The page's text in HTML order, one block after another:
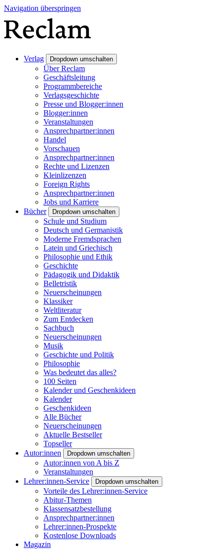
Navigation überspringen
Verlag Dropdown umschalten
Über Reclam
Geschäftsleitung
Programmbereiche
Verlagsgeschichte
Presse und Blogger:innen
Blogger:innen
Veranstaltungen
Ansprechpartner:innen
Handel
Vorschauen
Ansprechpartner:innen
Rechte und Lizenzen
Kleinlizenzen
Foreign Rights
Ansprechpartner:innen
Jobs und Karriere
Bücher
Dropdown umschalten
Schule und Studium
Deutsch und Germanistik
Moderne Fremdsprachen
Latein und Griechisch
Philosophie und Ethik
Geschichte
Pädagogik und Didaktik
Belletristik
Neuerscheinungen
Klassiker
Weltliteratur
Zum Entdecken
Sachbuch
Neuerscheinungen
Musik
Geschichte und Politik
Philosophie
Was bedeutet das alles?
100 Seiten
Kalender und Geschenkideen
Kalender
Geschenkideen
Alle Bücher
Neuerscheinungen
Aktuelle Bestseller
Topseller
Autor:innen
Dropdown umschalten
Autor:innen von A bis Z
Veranstaltungen
Lehrer:innen-Service
Dropdown umschalten
Vorteile des Lehrer:innen-Service
Abitur-Themen
Klassensatzbestellung
Ansprechpartner:innen
Lehrer:innen-Prospekte
Kostenlose Downloads
Magazin